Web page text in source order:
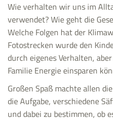
Wie verhalten wir uns im
verwendet? Wie geht die
Welche Folgen hat der
Fotostrecken wurde den
durch eigenes Verhalten,
Familie Energie einsparen
Großen Spaß machte allen
die Aufgabe, verschiedene
und dabei zu bestimmen, ob